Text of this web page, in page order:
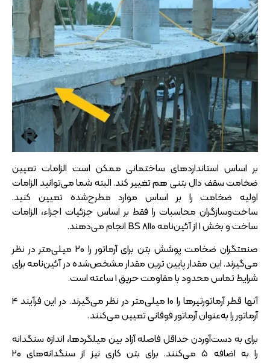
بر اساس استاندارد‌های ساختمانی ممکن است الزامات تعیین
ضخامت سقف دال بتنی هم تغییر کند. البته شما می‌توانید الزامات
اولیه ضخامت را بر اساس موارد مطرح‌شده تعیین کنید.
ساخت‌و‌سازگران محاسبات را فقط بر اساس جزئیات اجزاء، الزامات
ساخت و بخش 1 از آئین‌نامه BS 8110 انجام می‌دهند.
صنعتگران ضخامت پوشش بتن برای آرماتور را 20 میلی‌متر در نظر
می‌گیرند. این مقدار پایین ترین مقدار مشخص‌شده در آئین‌نامه برای
شرایط تماس محدود با مقاومت حریق 1 ساعته است.
آنها قطر آرماتورتیر‌ها را 10 میلی‌متر در نظر می‌گیرند. در این فرآیند 4
آرماتور را به‌عنوان آرماتور فوقانی تعیین می‌کنند.
برای به دست‌آوردن حداقل فاصله آزاد بین میلگرد‌ها، اندازه سنگدانه
را به اضافه 5 می‌کنند. برای بتن کاری نیز از سنگدانه‌های 20